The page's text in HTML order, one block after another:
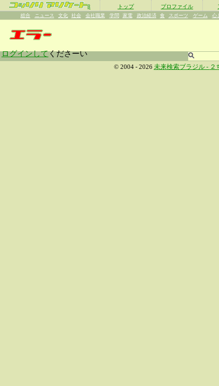
β トップ プロファイル
総合 ニュース 文化 社会 会社職業 学問 家電 政治経済 食 スポーツ ゲーム 心
ログインしてくださーい
© 2004 - 2026 未来検索ブラジル - ２